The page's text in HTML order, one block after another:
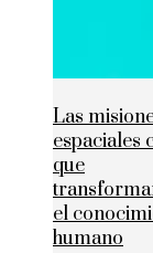
Las
espaciales
que
el
humano